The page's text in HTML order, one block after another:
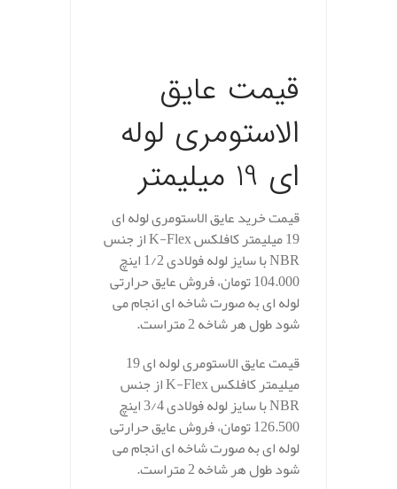
قیمت عایق
الاستومری لوله
ای 19 میلیمتر
قیمت خرید عایق الاستومری لوله ای
19 میلیمتر کافلکس K-Flex از جنس
NBR با سایز لوله فولادی 1/2 اینچ
104.000 تومان، فروش عایق حرارتی
لوله ای به صورت شاخه ای انجام می
شود طول هر شاخه 2 متراست.
قیمت عایق الاستومری لوله ای 19
میلیمتر کافلکس K-Flex از جنس
NBR با سایز لوله فولادی 3/4 اینچ
126.500 تومان، فروش عایق حرارتی
لوله ای به صورت شاخه ای انجام می
شود طول هر شاخه 2 متراست.